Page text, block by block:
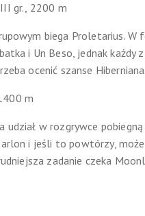
gr., 2200 m
biega Proletarius. W
i Un Beso, jednak każdy
ocenić szanse Hiberniana.
m
udział w rozgrywce
i jeśli to powtórzy,
zadanie czeka